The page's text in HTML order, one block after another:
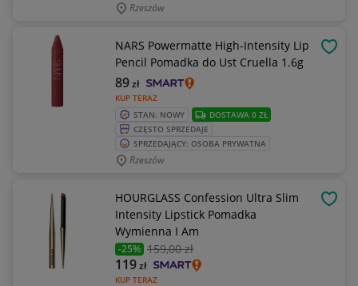
Rzeszów
NARS Powermatte High-Intensity Lip
Pencil Pomadka do Ust Cruella 1.6g
KUP TERAZ
89zł
STAN: NOWY
DOSTAWA 0 ZŁ
CZĘSTO SPRZEDAJE
SPRZEDAJĄCY: OSOBA PRYWATNA
Rzeszów
HOURGLASS Confession Ultra Slim
Intensity Lipstick Pomadka
Wymienna I Am
-25% 159,00 zł
KUP TERAZ
119zł